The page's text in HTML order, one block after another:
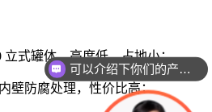
立式罐体，高度低、占地小；
壁防腐处理，性价比高；
可以介绍下你们的产品么